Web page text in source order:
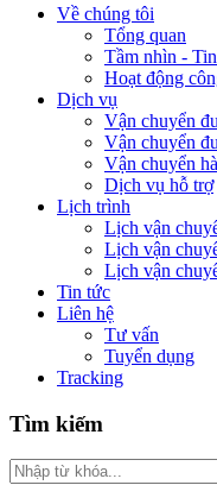
Về chúng tôi
Tổng quan
Tầm nhìn -
Hoạt động
Dịch vụ
Vận chuyển
Vận chuyển
Vận chuyển
Dịch vụ hỗ trợ
Lịch trình
Lịch vận
Lịch vận
Lịch vận
Tin tức
Liên hệ
Tư vấn
Tuyển dụng
Tracking
Tìm kiếm